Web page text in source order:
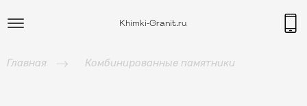
Khimki-Granit.ru
Главная Комбинированные памятники